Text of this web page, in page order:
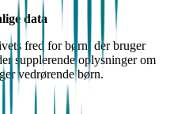
data
fred for børn, der bruger
supplerende oplysninger om
vedrørende børn.